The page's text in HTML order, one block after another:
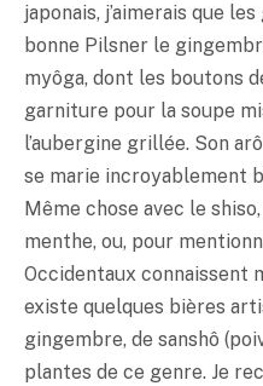
japonais, j’aimerais que
bonne Pilsner le
myôga, dont les boutons
garniture pour la soupe
l’aubergine grillée. Son
se marie incroyablement
Même chose avec le
menthe, ou, pour
Occidentaux connaissent
existe quelques bières
gingembre, de sanshô
plantes de ce genre. Je